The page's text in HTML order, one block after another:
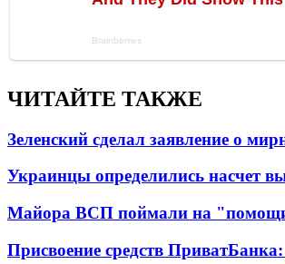
ЧИТАЙТЕ ТАКЖЕ
Зеленский сделал заявление о
Украинцы определились насчет
Майора ВСП поймали на
Присвоение средств